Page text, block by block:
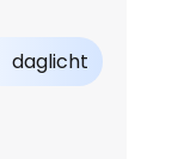
daglicht